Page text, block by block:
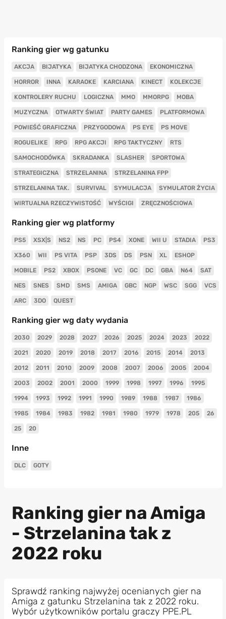
Ranking gier wg gatunku
AKCJA BIJATYKA BIJATYKA CHODZONA EKONOMICZNA
HORROR INNA KARAOKE KARCIANA KINECT KOLEKCJE
KONTROLERY RUCHU LOGICZNA MMO MMORPG MOBA
MUZYCZNA OTWARTY ŚWIAT PARTY GAMES PLATFORMOWA
POWIEŚĆ GRAFICZNA PRZYGODOWA PS EYE PS MOVE
ROGUELIKE RPG RPG AKCJI RPG TAKTYCZNY RTS
SAMOCHODÓWKA SKRADANKA SLASHER SPORTOWA
STRATEGICZNA STRZELANINA STRZELANINA FPP
STRZELANINA TAK. SURVIVAL SYMULACJA SYMULATOR ŻYCIA
WIRTUALNA RZECZYWISTOŚĆ WYŚCIGI ZRĘCZNOŚCIOWA
Ranking gier wg platformy
PS5 XSX|S NS2 NS PC PS4 XONE WII U STADIA PS3
X360 WII PS VITA PSP 3DS DS PSN XL ESHOP
MOBILE PS2 XBOX PSONE VC GC DC GBA N64 SAT
NES SNES SMD SMS AMIGA GBC NGP WSC SGG VCS
ARC 3DO QUEST
Ranking gier wg daty wydania
2030 2029 2028 2027 2026 2025 2024 2023 2022
2021 2020 2019 2018 2017 2016 2015 2014 2013
2012 2011 2010 2009 2008 2007 2006 2005 2004
2003 2002 2001 2000 1999 1998 1997 1996 1995
1994 1993 1992 1991 1990 1989 1988 1987 1986
1985 1984 1983 1982 1981 1980 1979 1978 205 26
25 20
Inne
DLC GOTY
Ranking gier na Amiga
- Strzelanina tak z
2022 roku
Sprawdź ranking najwyżej ocenianych gier na
Amiga z gatunku Strzelanina tak z 2022 roku.
Wybór użytkowników portalu graczy PPE.PL